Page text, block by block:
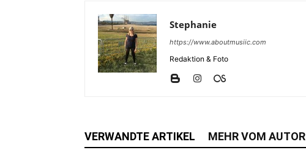
Stephanie
https://www.aboutmusiic.com
Redaktion & Foto
VERWANDTE ARTIKEL MEHR VOM AUTOR